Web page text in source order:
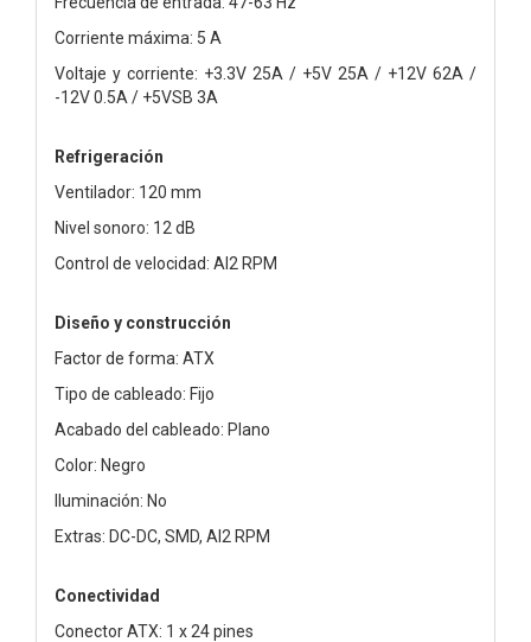
Corriente máxima: 5 A
Voltaje y corriente: +3.3V 25A / +5V 25A / +12V 62A /
-12V 0.5A / +5VSB 3A
Refrigeración
Ventilador: 120 mm
Nivel sonoro: 12 dB
Control de velocidad: AI2 RPM
Diseño y construcción
Factor de forma: ATX
Tipo de cableado: Fijo
Acabado del cableado: Plano
Color: Negro
Iluminación: No
Extras: DC-DC, SMD, AI2 RPM
Conectividad
Conector ATX: 1 x 24 pines